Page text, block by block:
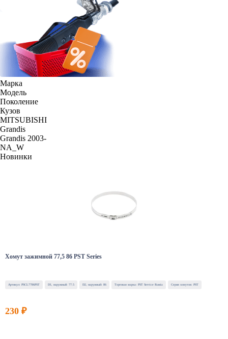
Марка
Модель
Поколение
Кузов
MITSUBISHI
Grandis
Grandis 2003-
NA_W
Новинки
Хомут зажимной 77,5 86 PST Series
Артикул: PSCL7786PST D1, наружный: 77.5 D2, наружный: 86 Торговая марка: PST Service Russia Серия хомутов: PST
230 ₽